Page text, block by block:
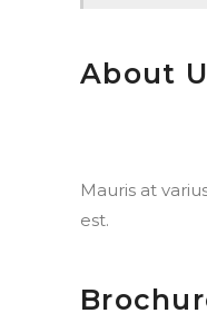
About
Mauris at
est.